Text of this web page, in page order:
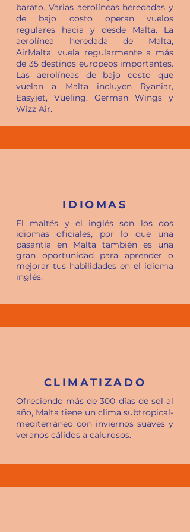
barato. Varias aerolíneas heredadas y
de bajo costo operan vuelos
regulares hacia y desde Malta. La
aerolínea heredada de Malta,
AirMalta, vuela regularmente a más
de 35 destinos europeos importantes.
Las aerolíneas de bajo costo que
vuelan a Malta incluyen Ryaniar,
Easyjet, Vueling, German Wings y
Wizz Air.
IDIOMAS
El maltés y el inglés son los dos
idiomas oficiales, por lo que una
pasantía en Malta también es una
gran oportunidad para aprender o
mejorar tus habilidades en el idioma
inglés.
.
CLIMATIZADO
Ofreciendo más de 300 días de sol al
año, Malta tiene un clima subtropical-
mediterráneo con inviernos suaves y
veranos cálidos a calurosos.